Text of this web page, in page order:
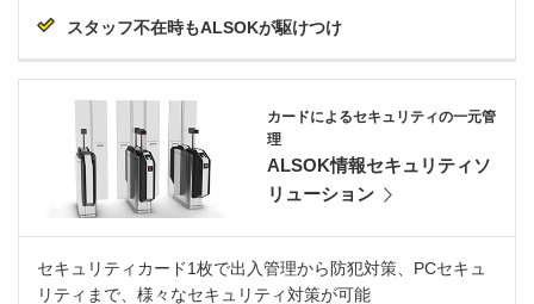
スタッフ不在時もALSOKが駆けつけ
カードによるセキュリティの一元管
理
ALSOK情報セキュリティソ
リューション
セキュリティカード1枚で出入管理から防犯対策、PCセキュ
リティまで、様々なセキュリティ対策が可能